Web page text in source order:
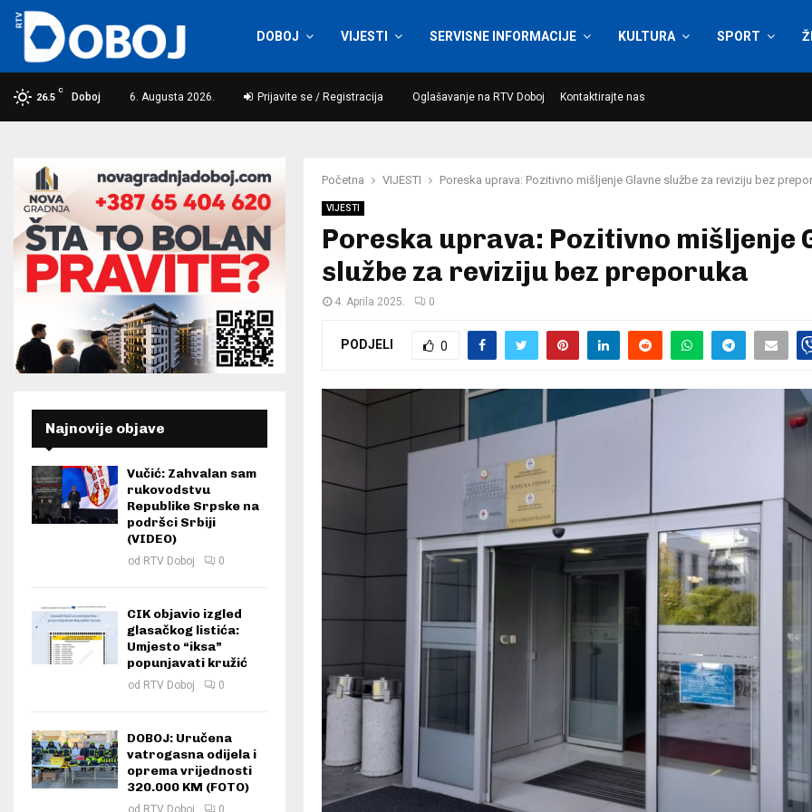
DOBOJ VIJESTI SERVISNE INFORMACIJE KULTURA SPORT
26.5
C
Doboj 6. Augusta 2026. Prijavite se / Registracija Oglašavanje na RTV Doboj Kontaktirajte nas
Početna VIJESTI Poreska uprava: Pozitivno mišljenje Glavne službe za reviziju bez
VIJESTI
Poreska uprava: Pozitivno mišljenje
službe za reviziju bez preporuka
4. Aprila 2025. 0
PODJELI 0
Najnovije objave
Vučić: Zahvalan sam
rukovodstvu
Republike Srpske na
podršci Srbiji
(VIDEO)
od RTV Doboj 0
CIK objavio izgled
glasačkog listića:
Umjesto “iksa”
popunjavati kružić
od RTV Doboj 0
DOBOJ: Uručena
vatrogasna odijela i
oprema vrijednosti
320.000 KM (FOTO)